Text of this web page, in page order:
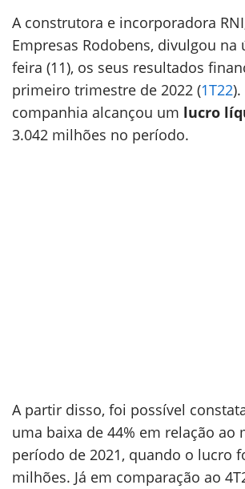
A construtora e incorporadora
Empresas Rodobens, divulgou
feira (11), os seus resultados
primeiro trimestre de 2022 (1T22
companhia alcançou um lucro
3.042 milhões no período.
A partir disso, foi possível
uma baixa de 44% em relação ao
período de 2021, quando o lucro
milhões. Já em comparação ao